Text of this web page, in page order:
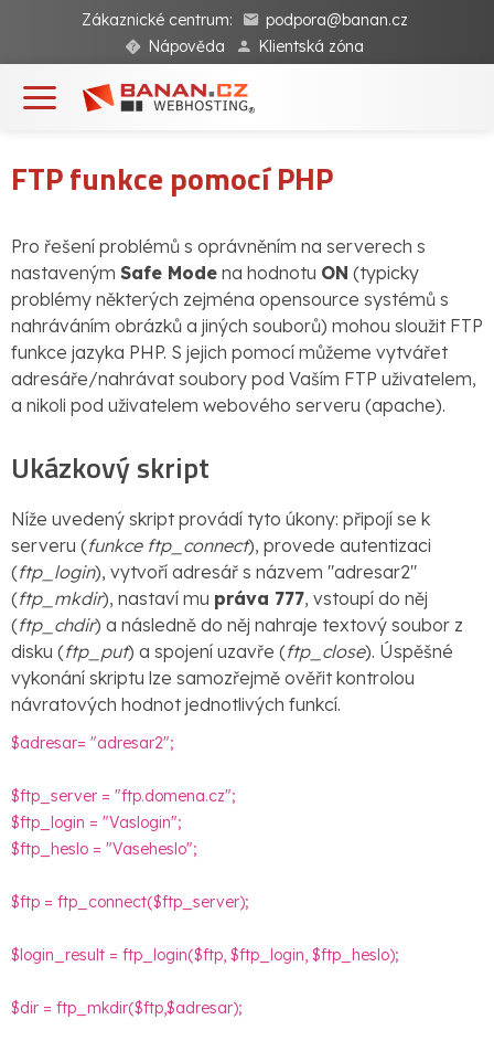
Zákaznické centrum:
podpora@banan.cz
Nápověda
Klientská zóna
FTP funkce pomocí PHP
Pro řešení problémů s oprávněním na serverech s
nastaveným Safe Mode na hodnotu ON (typicky
problémy některých zejména opensource systémů s
nahráváním obrázků a jiných souborů) mohou sloužit FTP
funkce jazyka PHP. S jejich pomocí můžeme vytvářet
adresáře/nahrávat soubory pod Vaším FTP uživatelem,
a nikoli pod uživatelem webového serveru (apache).
Ukázkový skript
Níže uvedený skript provádí tyto úkony: připojí se k
serveru (funkce ftp_connect), provede autentizaci
(ftp_login), vytvoří adresář s názvem "adresar2"
(ftp_mkdir), nastaví mu práva 777, vstoupí do něj
(ftp_chdir) a následně do něj nahraje textový soubor z
disku (ftp_put) a spojení uzavře (ftp_close). Úspěšné
vykonání skriptu lze samozřejmě ověřit kontrolou
návratových hodnot jednotlivých funkcí.
$adresar= "adresar2";
$ftp_server = "ftp.domena.cz";
$ftp_login = "Vaslogin";
$ftp_heslo = "Vaseheslo";
$ftp = ftp_connect($ftp_server);
$login_result = ftp_login($ftp, $ftp_login, $ftp_heslo);
$dir = ftp_mkdir($ftp,$adresar);